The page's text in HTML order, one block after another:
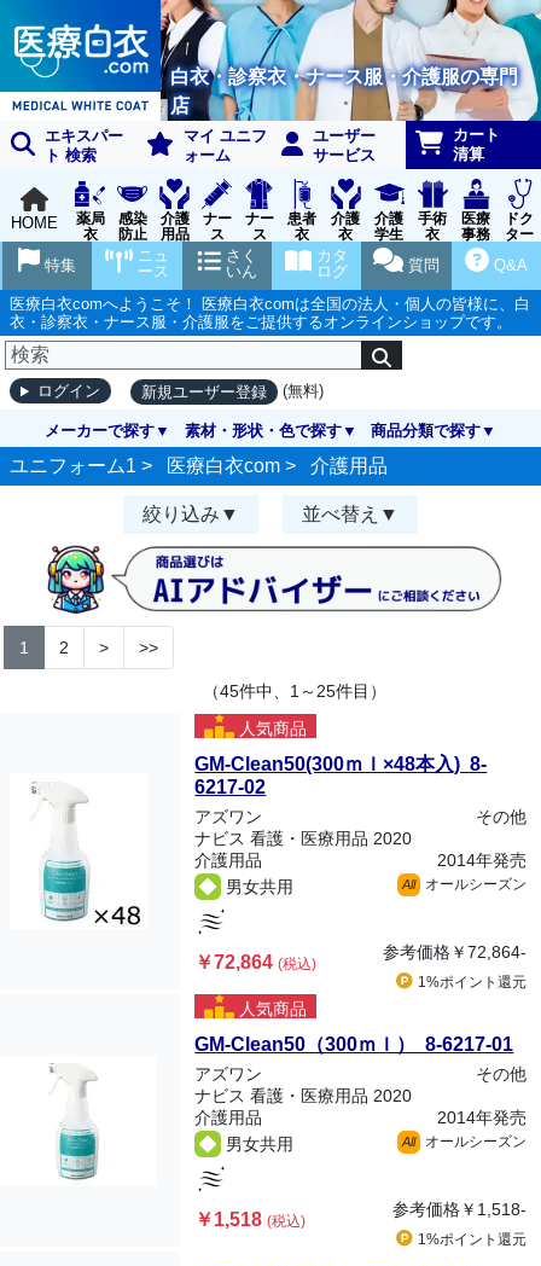
白衣・診察衣・ナース服・介護服の専門
店
エキスパー
ト 検索
マイ ユニフ
ォーム
ユーザー
サービス
カート
清算
HOME
薬局
衣
感染
防止
用品
介護
用品
ナー
ス
グッ
ズ
ナー
ス
ウェ
ア
患者
衣
介護
衣
介護
学生
実習
衣
手術
衣
医療
事務
受付
ドク
ター
ア
Q&A
質問
カタ
ログ
さく
いん
ニュ
ース
特集
医療白衣comへようこそ！ 医療白衣comは全国の法人・個人の皆様に、白
衣・診察衣・ナース服・介護服をご提供するオンラインショップです。
ログイン 新規ユーザー登録 (無料)
メーカーで探す 素材・形状・色で探す 商品分類で探す
ユニフォーム1 > 医療白衣com > 介護用品
絞り込み 並べ替え
1 2 > >>
（45件中、1～25件目）
人気商品
GM-Clean50(300ｍｌ×48本入) 8-
6217-02
アズワン
その他
ナビス 看護・医療用品 2020
介護用品
2014年発売
男女共用
All オールシーズン
￥72,864(税込)
参考価格￥72,864-
1%ポイント 還元
人気商品
GM-Clean50（300ｍｌ） 8-6217-01
アズワン
その他
ナビス 看護・医療用品 2020
介護用品
2014年発売
男女共用
All オールシーズン
￥1,518(税込)
参考価格￥1,518-
1%ポイント 還元